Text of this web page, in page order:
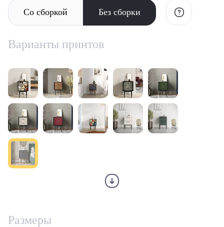
Со сборкой Без сборки
Варианты принтов
Размеры